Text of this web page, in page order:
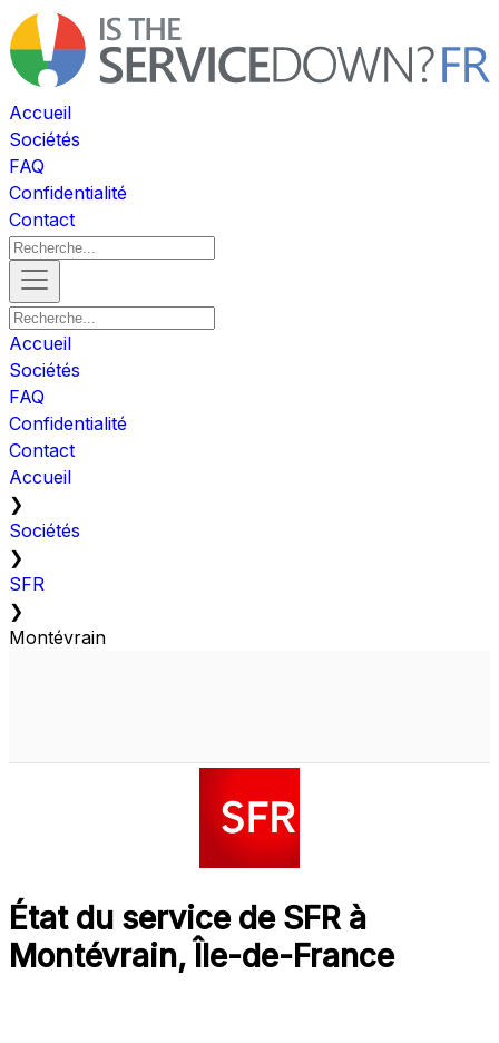
Accueil
Sociétés
FAQ
Confidentialité
Contact
Accueil
Sociétés
FAQ
Confidentialité
Contact
Accueil
❯
Sociétés
❯
SFR
❯
Montévrain
État du service de SFR à
Montévrain, Île-de-France